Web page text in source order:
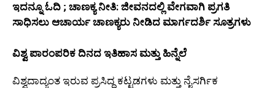
ಇದನ್ನೂ ಓದಿ ; ಚಾಣಕ್ಯ ನೀತಿ: ಜೀವನದಲ್ಲಿ ವೇಗವಾಗಿ ಪ್ರಗತಿ
ಸಾಧಿಸಲು ಆಚಾರ್ಯ ಚಾಣಕ್ಯರು ನೀಡಿದ ಮಾರ್ಗದರ್ಶಿ ಸೂತ್ರಗಳು
ವಿಶ್ವ ಪಾರಂಪರಿಕ ದಿನದ ಇತಿಹಾಸ ಮತ್ತು ಹಿನ್ನೆಲೆ
ವಿಶ್ವದಾದ್ಯಂತ ಇರುವ ಪ್ರಸಿದ್ಧ ಕಟ್ಟಡಗಳು ಮತ್ತು ನೈಸರ್ಗಿಕ